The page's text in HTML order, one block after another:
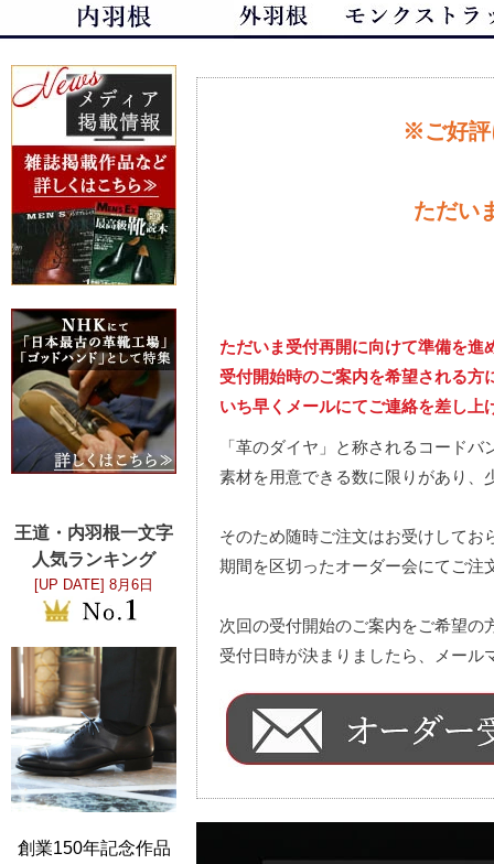
王道・内羽根一文字
人気ランキング
[UP DATE] 8月6日
創業150年記念作品
※ご好評
ただい
ただいま受付再開に向けて準備を
受付開始時のご案内を希望される方
いち早くメールにてご連絡を差し上
「革のダイヤ」と称されるコード
素材を用意できる数に限りがあり、
そのため随時ご注文はお受けしてお
期間を区切ったオーダー会にてご注
次回の受付開始のご案内をご希望の
受付日時が決まりましたら、メール